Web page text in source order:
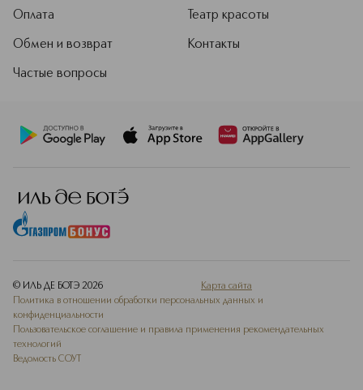
Оплата
Обмен и возврат
Частые вопросы
Театр красоты
Контакты
© ИЛЬ ДЕ БОТЭ 2026
Карта сайта
Политика в отношении обработки персональных данных и
конфиденциальности
Пользовательское соглашение и правила применения рекомендательных
технологий
Ведомость СОУТ